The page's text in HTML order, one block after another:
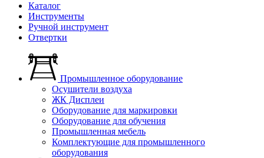
Каталог
Инструменты
Ручной инструмент
Отвертки
Промышленное оборудование
Осушители воздуха
ЖК Дисплеи
Оборудование для маркировки
Оборудование для обучения
Промышленная мебель
Комплектующие для промышленного
оборудования